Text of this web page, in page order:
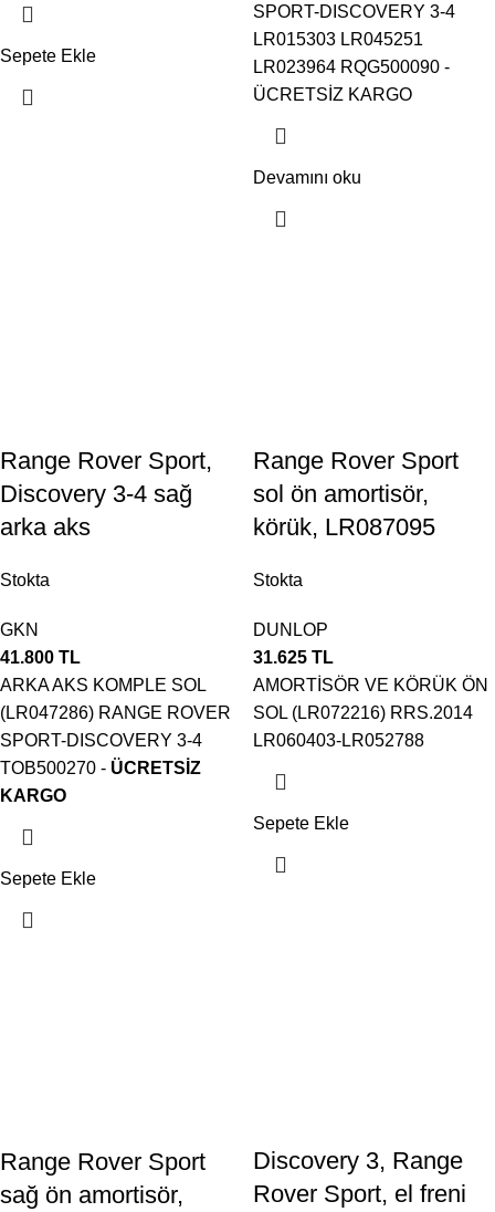
Sepete Ekle
SPORT-DISCOVERY 3-4
LR015303 LR045251
LR023964 RQG500090 -
ÜCRETSİZ KARGO
Devamını oku
Range Rover Sport,
Discovery 3-4 sağ
arka aks
Stokta
GKN
41.800 TL
ARKA AKS KOMPLE SOL
(LR047286) RANGE ROVER
SPORT-DISCOVERY 3-4
TOB500270 - ÜCRETSİZ
KARGO
Sepete Ekle
Range Rover Sport
sol ön amortisör,
körük, LR087095
Stokta
DUNLOP
31.625 TL
AMORTİSÖR VE KÖRÜK ÖN
SOL (LR072216) RRS.2014
LR060403-LR052788
Sepete Ekle
Range Rover Sport
sağ ön amortisör,
Discovery 3, Range
Rover Sport, el freni